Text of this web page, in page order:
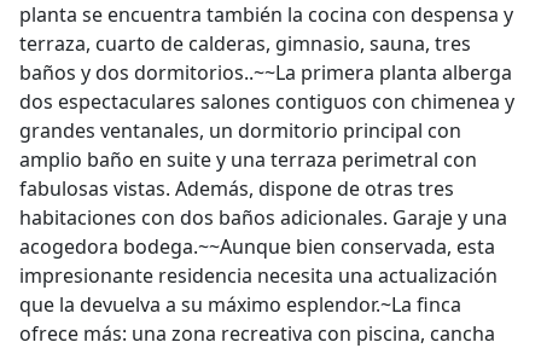
planta se encuentra también la cocina con despensa y
terraza, cuarto de calderas, gimnasio, sauna, tres
baños y dos dormitorios..~~La primera planta alberga
dos espectaculares salones contiguos con chimenea y
grandes ventanales, un dormitorio principal con
amplio baño en suite y una terraza perimetral con
fabulosas vistas. Además, dispone de otras tres
habitaciones con dos baños adicionales. Garaje y una
acogedora bodega.~~Aunque bien conservada, esta
impresionante residencia necesita una actualización
que la devuelva a su máximo esplendor.~La finca
ofrece más: una zona recreativa con piscina, cancha